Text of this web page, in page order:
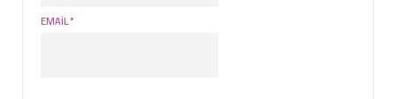
EMAIL*